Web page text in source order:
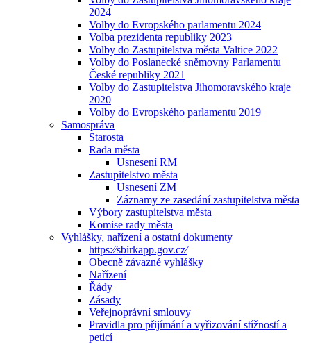
2024
Volby do Evropského parlamentu 2024
Volba prezidenta republiky 2023
Volby do Zastupitelstva města Valtice 2022
Volby do Poslanecké sněmovny Parlamentu
České republiky 2021
Volby do Zastupitelstva Jihomoravského kraje
2020
Volby do Evropského parlamentu 2019
Samospráva
Starosta
Rada města
Usnesení RM
Zastupitelstvo města
Usnesení ZM
Záznamy ze zasedání zastupitelstva města
Výbory zastupitelstva města
Komise rady města
Vyhlášky, nařízení a ostatní dokumenty
https:⁄⁄sbirkapp.gov.cz⁄
Obecně závazné vyhlášky
Nařízení
Řády
Zásady
Veřejnoprávní smlouvy
Pravidla pro přijímání a vyřizování stížností a
peticí